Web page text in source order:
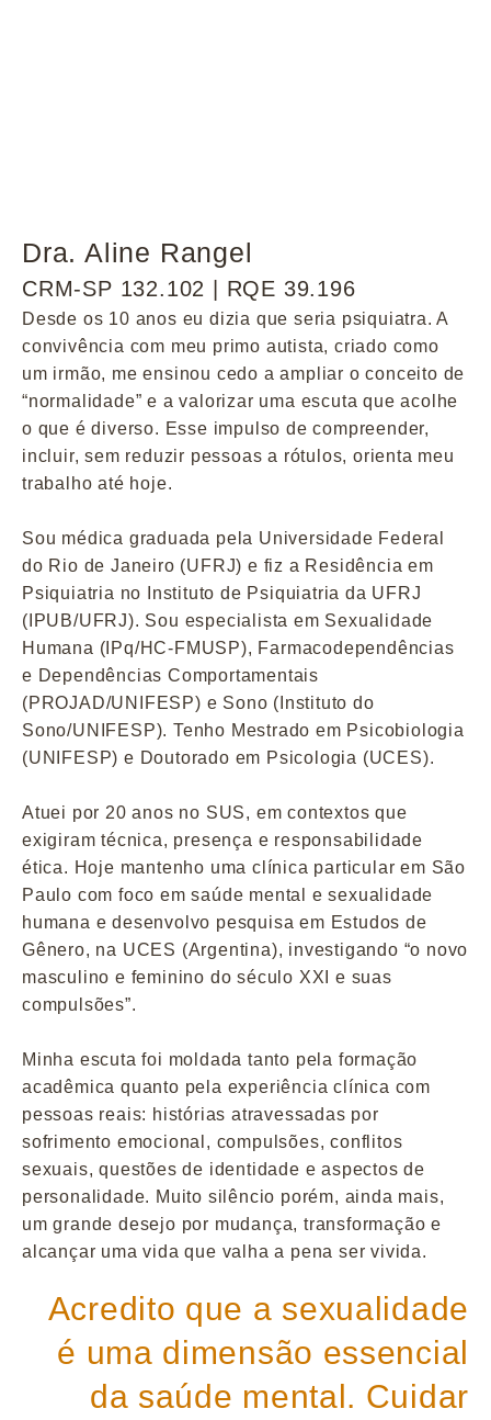
Dra. Aline Rangel
CRM-SP 132.102 | RQE 39.196
Desde os 10 anos eu dizia que seria psiquiatra. A
convivência com meu primo autista, criado como
um irmão, me ensinou cedo a ampliar o conceito de
“normalidade” e a valorizar uma escuta que acolhe
o que é diverso. Esse impulso de compreender,
incluir, sem reduzir pessoas a rótulos, orienta meu
trabalho até hoje.
Sou médica graduada pela Universidade Federal
do Rio de Janeiro (UFRJ) e fiz a Residência em
Psiquiatria no Instituto de Psiquiatria da UFRJ
(IPUB/UFRJ). Sou especialista em Sexualidade
Humana (IPq/HC-FMUSP), Farmacodependências
e Dependências Comportamentais
(PROJAD/UNIFESP) e Sono (Instituto do
Sono/UNIFESP). Tenho Mestrado em Psicobiologia
(UNIFESP) e Doutorado em Psicologia (UCES).
Atuei por 20 anos no SUS, em contextos que
exigiram técnica, presença e responsabilidade
ética. Hoje mantenho uma clínica particular em São
Paulo com foco em saúde mental e sexualidade
humana e desenvolvo pesquisa em Estudos de
Gênero, na UCES (Argentina), investigando “o novo
masculino e feminino do século XXI e suas
compulsões”.
Minha escuta foi moldada tanto pela formação
acadêmica quanto pela experiência clínica com
pessoas reais: histórias atravessadas por
sofrimento emocional, compulsões, conflitos
sexuais, questões de identidade e aspectos de
personalidade. Muito silêncio porém, ainda mais,
um grande desejo por mudança, transformação e
alcançar uma vida que valha a pena ser vivida.
Acredito que a sexualidade
é uma dimensão essencial
da saúde mental. Cuidar